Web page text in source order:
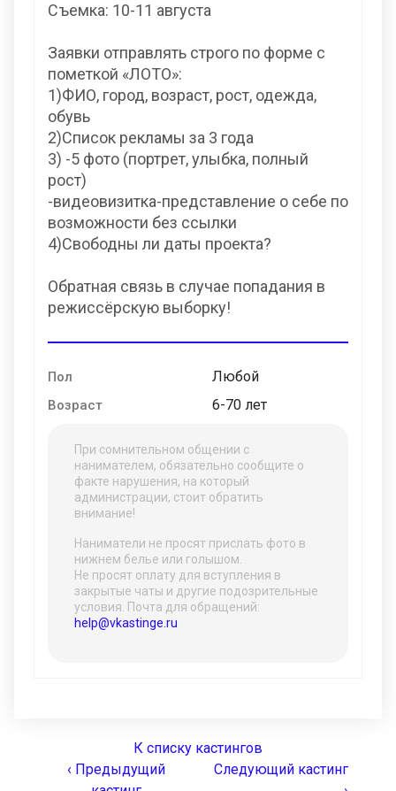
Съемка: 10-11 августа
Заявки отправлять строго по форме с
пометкой «ЛОТО»:
1)ФИО, город, возраст, рост, одежда,
обувь
2)Список рекламы за 3 года
3) -5 фото (портрет, улыбка, полный
рост)
-видеовизитка-представление о себе по
возможности без ссылки
4)Свободны ли даты проекта?
Обратная связь в случае попадания в
режиссёрскую выборку!
Пол Любой
Возраст 6-70 лет
При сомнительном общении с
нанимателем, обязательно сообщите о
факте нарушения, на который
администрации, стоит обратить
внимание!
Наниматели не просят прислать фото в
нижнем белье или голышом.
Не просят оплату для вступления в
закрытые чаты и другие подозрительные
условия. Почта для обращений:
help@vkastinge.ru
К списку кастингов
‹ Предыдущий
Следующий кастинг